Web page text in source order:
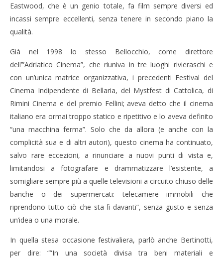
Eastwood, che è un genio totale, fa film sempre diversi ed
incassi sempre eccellenti, senza tenere in secondo piano la
qualità.
Già nel 1998 lo stesso Bellocchio, come direttore
dell’”Adriatico Cinema”, che riuniva in tre luoghi rivieraschi e
con un’unica matrice organizzativa, i precedenti Festival del
Cinema Indipendente di Bellaria, del Mystfest di Cattolica, di
Rimini Cinema e del premio Fellini; aveva detto che il cinema
italiano era ormai troppo statico e ripetitivo e lo aveva definito
“una macchina ferma”. Solo che da allora (e anche con la
complicità sua e di altri autori), questo cinema ha continuato,
salvo rare eccezioni, a rinunciare a nuovi punti di vista e,
limitandosi a fotografare e drammatizzare l’esistente, a
somigliare sempre più a quelle televisioni a circuito chiuso delle
banche o dei supermercati: telecamere immobili che
riprendono tutto ciò che sta lì davanti”, senza gusto e senza
un’idea o una morale.
In quella stesa occasione festivaliera, parlò anche Bertinotti,
per dire: “”In una società divisa tra beni materiali e